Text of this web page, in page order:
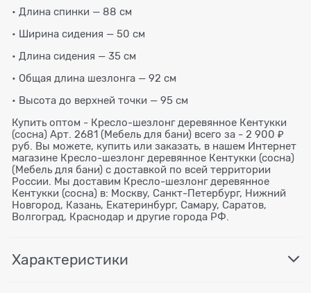
• Длина спинки — 88 см
• Ширина сидения — 50 см
• Длина сидения — 35 см
• Общая длина шезлонга — 92 см
• Высота до верхней точки — 95 см
Купить оптом - Кресло-шезлонг деревянное Кентукки
(сосна) Арт. 2681 (Мебель для бани) всего за - 2 900 ₽
руб. Вы можете, купить или заказать, в нашем Интернет
магазине Кресло-шезлонг деревянное Кентукки (сосна)
(Мебель для бани) с доставкой по всей территории
России. Мы доставим Кресло-шезлонг деревянное
Кентукки (сосна) в: Москву, Санкт-Петербург, Нижний
Новгород, Казань, Екатеринбург, Самару, Саратов,
Волгоград, Краснодар и другие города РФ.
Характеристики